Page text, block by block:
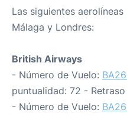
Las siguientes
Málaga y Londres:
British Airways
- Número de Vuelo:
puntualidad: 72 -
- Número de Vuelo: